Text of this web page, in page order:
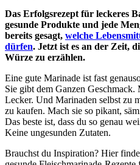
Das Erfolgsrezept für leckeres
gesunde Produkte und jede
bereits gesagt, welche
dürfen. Jetzt ist es an der Zeit,
Würze zu erzählen.
Eine gute Marinade ist fast
Sie gibt dem Ganzen Geschmack.
Lecker. Und Marinaden selbst zu
zu kaufen. Mach sie so pikant,
Das beste ist, dass du so genau
Keine ungesunden Zutaten.
Brauchst du Inspiration? Hier